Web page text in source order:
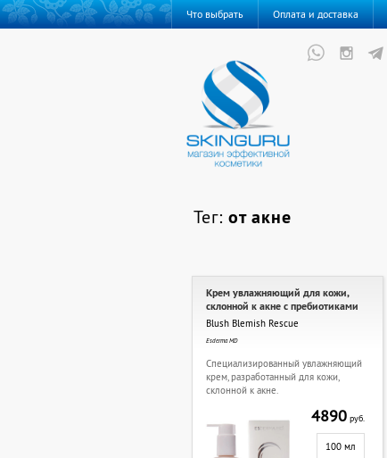
Что выбрать Оплата и доставка
Тег: от акне
Крем увлажняющий для кожи,
склонной к акне с пребиотиками
Blush Blemish Rescue
Esderma MD
Специализированный увлажняющий
крем, разработанный для кожи,
склонной к акне.
4890 руб.
100 мл